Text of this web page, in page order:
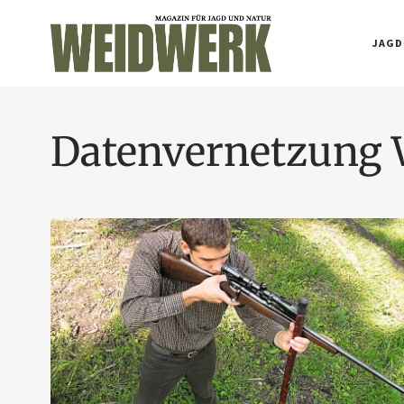
Datenvernetzung